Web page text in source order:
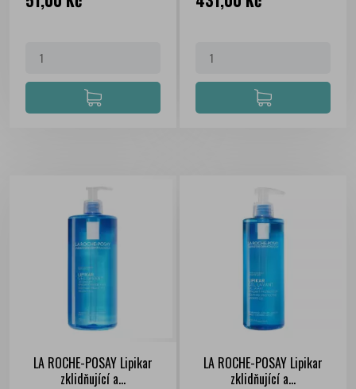
LA ROCHE-POSAY Lipikar
zklidňující a...
LA ROCHE-POSAY Lipikar
zklidňující a...